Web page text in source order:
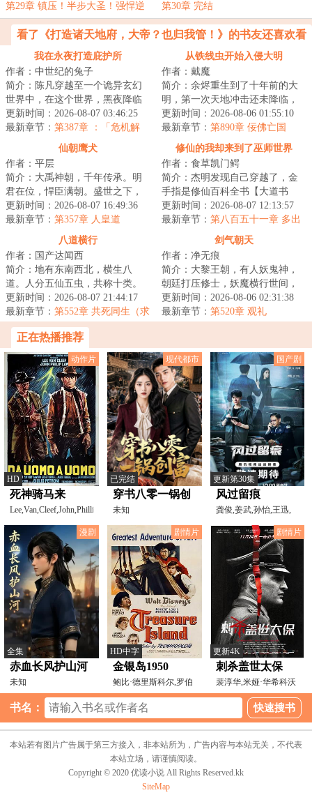
第29章 镇压！半步大圣！强悍逆
天！
第30章 完结
看了《打造诸天地府，大帝？也归我管！》的书友还喜欢看
我在永夜打造庇护所
作者：中世纪的兔子
简介：陈凡穿越至一个诡异玄幻
世界中，在这个世界，黑夜降临
后，无数诡物肆虐人间。他通过
穿越自带的永夜...
更新时间：2026-08-07 03:46:25
最新章节： 第387章 ：「危机解
从铁线虫开始入侵大明
作者：戴魔
简介：余烬重生到了十年前的大
明，第一次天地冲击还未降临，
万妖没有彻底复苏，倭寇还未彻
底携百鬼登陆，...
更新时间：2026-08-06 01:55:10
最新章节： 第890章 佞佛亡国
仙朝鹰犬
作者：平层
简介：大禹神朝，千年传承。明
君在位，悍臣满朝。盛世之下，
暗流涌动。神魔窥伺，妖孽横
行。连山信觉醒天...
更新时间：2026-08-07 16:49:36
最新章节： 第357章 人皇道
修仙的我却来到了巫师世界
作者：食草凯门鳄
简介：杰明发现自己穿越了，金
手指是修仙百科全书【大道书
阁】，可为什么穿越的却是巫师
世界？！星环联邦...
更新时间：2026-08-07 12:13:57
最新章节： 第八百五十一章 多出
八道横行
作者：国产达闻西
简介：地有东南西北，横生八
道。人分五仙五虫，共称十类。
天地人神鬼，鳞毛倮羽介。神道
邪、人道贼、鳞道...
更新时间：2026-08-07 21:44:17
最新章节： 第552章 共死同生（求
月票）
剑气朝天
作者：净无痕
简介：大黎王朝，有人妖鬼神，
朝廷打压修士，妖魔横行世间，
百姓生灵涂炭，李凡奉师命出山
斩妖，却卷入一...
更新时间：2026-08-06 02:31:38
最新章节： 第520章 观礼
正在热播推荐
动作片
HD
死神骑马来
Lee,Van,Cleef,John,Phillip,Law,Mario,Bre
现代都市
已完结
穿书八零一锅创
富
未知
国产剧
更新第30集
风过留痕
龚俊,姜武,孙怡,王迅,
贾冰,李建义,张开泰,
漫剧
全集
赤血长风护山河
未知
剧情片
HD中字
金银岛1950
鲍比·德里斯科尔,罗伯
特·牛顿,巴兹尔·悉
剧情片
更新4K
刺杀盖世太保
裴淳华,米娅·华希科沃
斯卡,杰森·克拉克,
书名：
本站若有图片广告属于第三方接入，非本站所为，广告内容与本站无关，不代表
本站立场，请谨慎阅读。
Copyright © 2020 优读小说 All Rights Reserved.kk
SiteMap